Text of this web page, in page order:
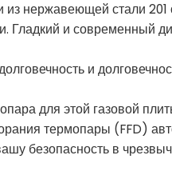
из нержавеющей стали 201
Гладкий и современный
и
для этой газовой
термопары (FFD)
безопасность в